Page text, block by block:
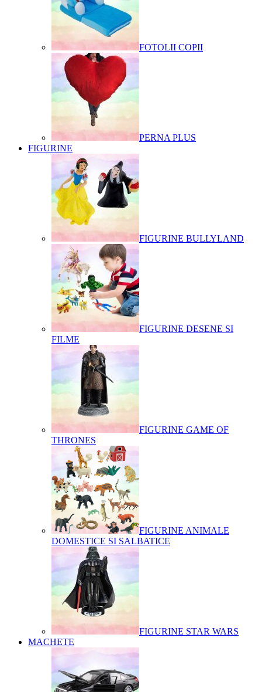
FOTOLII COPII
PERNA PLUS
FIGURINE
FIGURINE BULLYLAND
FIGURINE DESENE SI
FILME
FIGURINE GAME OF
THRONES
FIGURINE ANIMALE
DOMESTICE SI SALBATICE
FIGURINE STAR WARS
MACHETE